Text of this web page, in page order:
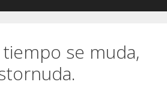
se muda,